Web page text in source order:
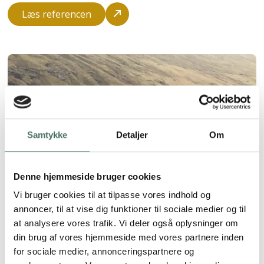
Samtykke Detaljer Om
Denne hjemmeside bruger cookies
Vi bruger cookies til at tilpasse vores indhold og
annoncer, til at vise dig funktioner til sociale medier og til
at analysere vores trafik. Vi deler også oplysninger om
din brug af vores hjemmeside med vores partnere inden
for sociale medier, annonceringspartnere og
Læs referencen